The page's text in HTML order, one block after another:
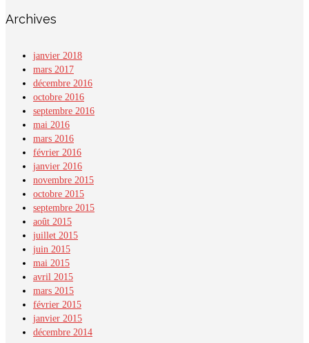
Archives
janvier 2018
mars 2017
décembre 2016
octobre 2016
septembre 2016
mai 2016
mars 2016
février 2016
janvier 2016
novembre 2015
octobre 2015
septembre 2015
août 2015
juillet 2015
juin 2015
mai 2015
avril 2015
mars 2015
février 2015
janvier 2015
décembre 2014